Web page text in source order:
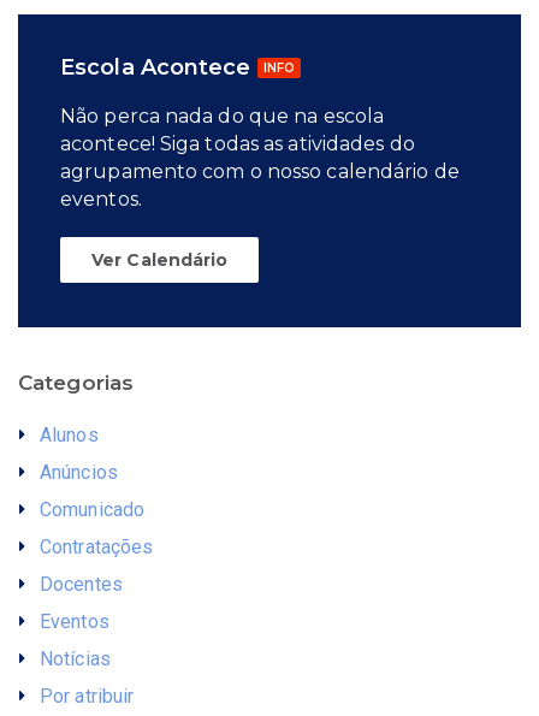
Escola Acontece INFO
Não perca nada do que na escola
acontece! Siga todas as atividades do
agrupamento com o nosso calendário de
eventos.
Ver Calendário
Categorias
Alunos
Anúncios
Comunicado
Contratações
Docentes
Eventos
Notícias
Por atribuir